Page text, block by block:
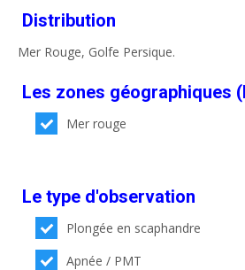
Distribution
Mer Rouge, Golfe Persique.
Les zones géographiques
Mer rouge
Le type d'observation
Plongée en scaphandre
Apnée / PMT